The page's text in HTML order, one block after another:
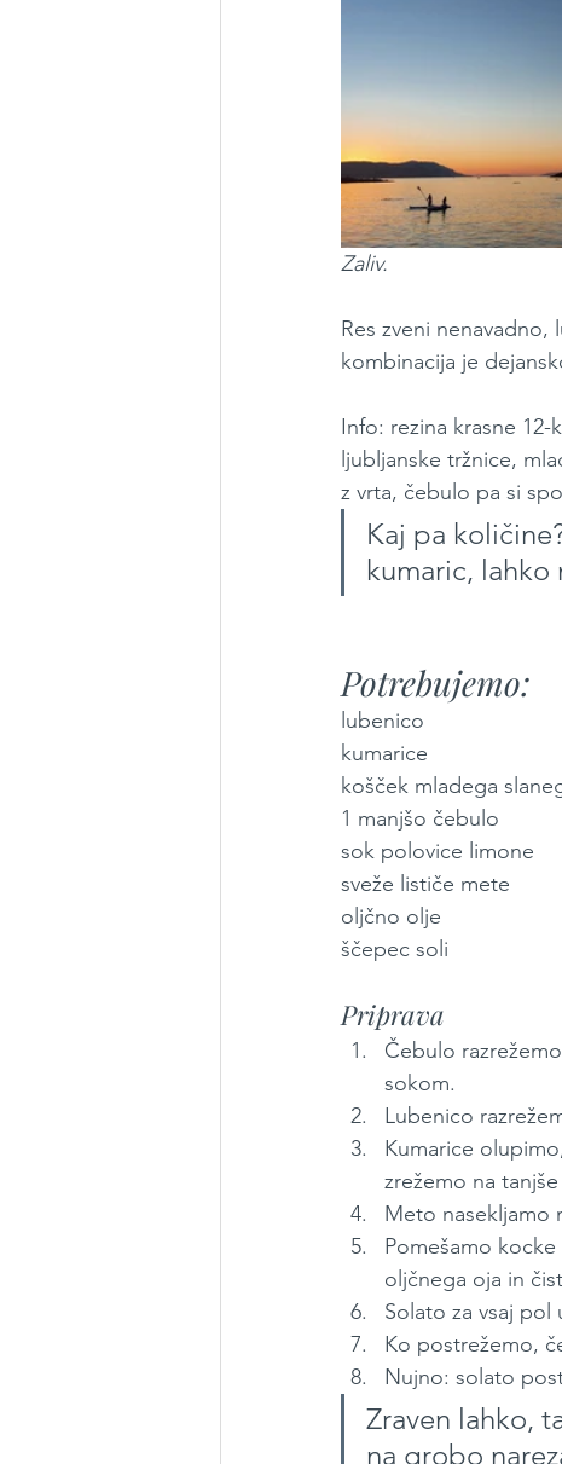
Zaliv.
Res zveni nenavadno,
kombinacija je
Info: rezina krasne
ljubljanske tržnice,
z vrta, čebulo pa si
Kaj pa
kumaric, lahko
Potrebujemo:
lubenico
kumarice
košček mladega
1 manjšo čebulo
sok polovice limone
sveže lističe mete
oljčno olje
ščepec soli
Priprava
Čebulo
sokom.
Lubenico
Kumarice
zrežemo na
Meto nasekljamo
Pomešamo
oljčnega oja in
Solato za vsaj pol
Ko postrežemo,
Nujno: solato
Zraven lahko,
na grobo